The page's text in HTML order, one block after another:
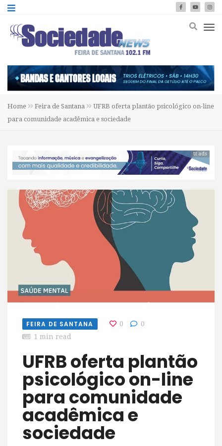
Home Feira de Santana
UFRB oferta plantão psicológico on-line
para comunidade acadêmica e sociedade
tt ads
FEIRA DE SANTANA 0
0
1 min read
UFRB oferta plantão
psicológico on-line
para comunidade
acadêmica e
sociedade